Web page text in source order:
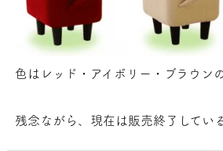
色はレッド・アイボリー・ブラウン
残念ながら、現在は販売終了してい